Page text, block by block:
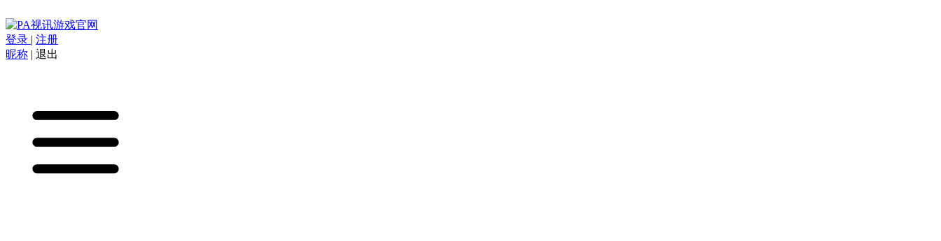
登录 | 注册
昵称 | 退出